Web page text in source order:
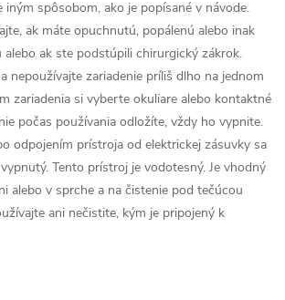
iným spôsobom, ako je popísané v návode.
ak máte opuchnutú, popálenú alebo inak
ak ste podstúpili chirurgický zákrok.
nepoužívajte zariadenie príliš dlho na jednom
zariadenia si vyberte okuliare alebo kontaktné
počas používania odložíte, vždy ho vypnite.
odpojením prístroja od elektrickej zásuvky sa
Tento prístroj je vodotesný. Je vhodný
alebo v sprche a na čistenie pod tečúcou
ani nečistite, kým je pripojený k